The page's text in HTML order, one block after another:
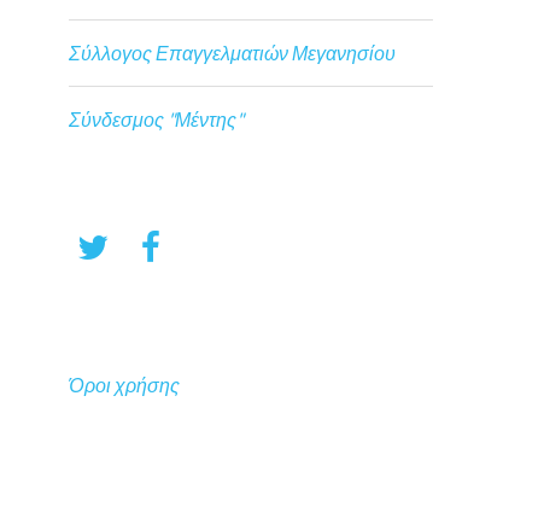
Σύλλογος Επαγγελματιών Μεγανησίου
Σύνδεσμος "Μέντης"
Όροι χρήσης